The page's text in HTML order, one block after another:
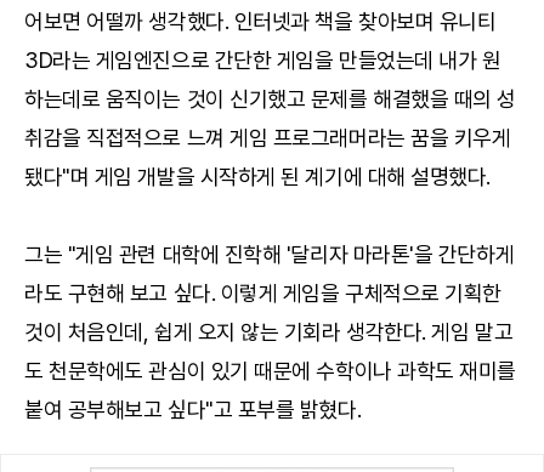
어보면 어떨까 생각했다. 인터넷과 책을 찾아보며 유니티
3D라는 게임엔진으로 간단한 게임을 만들었는데 내가 원
하는데로 움직이는 것이 신기했고 문제를 해결했을 때의 성
취감을 직접적으로 느껴 게임 프로그래머라는 꿈을 키우게
됐다"며 게임 개발을 시작하게 된 계기에 대해 설명했다.
그는 "게임 관련 대학에 진학해 '달리자 마라톤'을 간단하게
라도 구현해 보고 싶다. 이렇게 게임을 구체적으로 기획한
것이 처음인데, 쉽게 오지 않는 기회라 생각한다. 게임 말고
도 천문학에도 관심이 있기 때문에 수학이나 과학도 재미를
붙여 공부해보고 싶다"고 포부를 밝혔다.